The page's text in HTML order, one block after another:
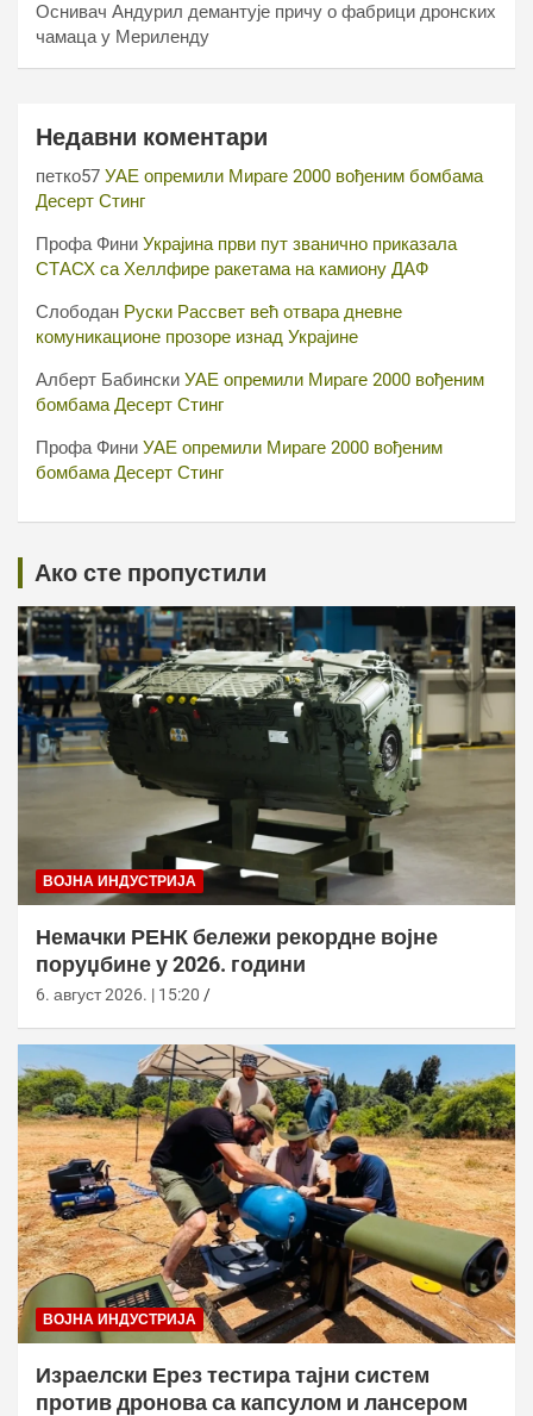
Оснивач Андурил демантује причу о фабрици дронских
чамаца у Мериленду
Недавни коментари
петко57 УАЕ опремили Мираге 2000 вођеним бомбама
Десерт Стинг
Профа Фини Украјина први пут званично приказала
СТАСХ са Хеллфире ракетама на камиону ДАФ
Слободан Руски Рассвет већ отвара дневне
комуникационе прозоре изнад Украјине
Алберт Бабински УАЕ опремили Мираге 2000 вођеним
бомбама Десерт Стинг
Профа Фини УАЕ опремили Мираге 2000 вођеним
бомбама Десерт Стинг
Ако сте пропустили
ВОЈНА ИНДУСТРИЈА
Немачки РЕНК бележи рекордне војне
поруџбине у 2026. години
6. август 2026. | 15:20
ВОЈНА ИНДУСТРИЈА
Израелски Ерез тестира тајни систем
против дронова са капсулом и лансером